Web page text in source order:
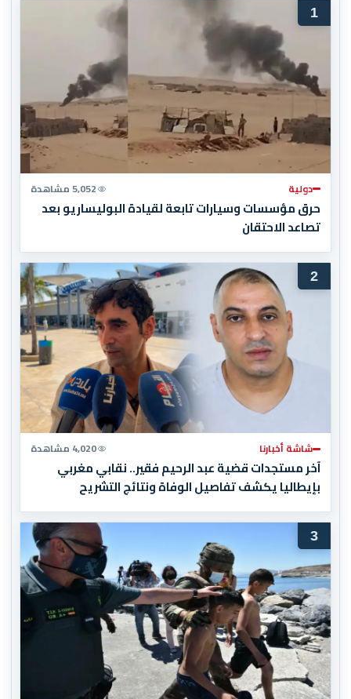
1
دولية 5,052 مشاهدة
حرق مؤسسات وسيارات تابعة لقيادة البوليساريو بعد
تصاعد الاحتقان
2
شاشة أخبارنا 4,020 مشاهدة
آخر مستجدات قضية عبد الرحيم فقير.. نقابي مغربي
بإيطاليا يكشف تفاصيل الوفاة ونتائج التشريح
3